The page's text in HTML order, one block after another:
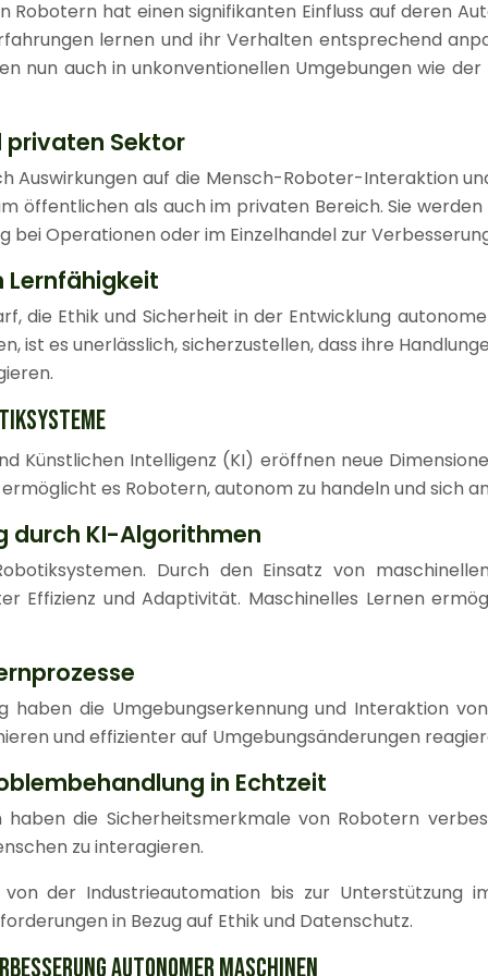
Robotern hat einen signifikanten Einfluss auf deren
lernen und ihr Verhalten entsprechend
nun auch in unkonventionellen Umgebungen wie
Sektor
Auswirkungen auf die Mensch-Roboter-Interaktion
öffentlichen als auch im privaten Bereich. Sie
bei Operationen oder im Einzelhandel zur
Lernfähigkeit
die Ethik und Sicherheit in der Entwicklung
ist es unerlässlich, sicherzustellen, dass ihre
Künstlichen Intelligenz (KI) eröffnen neue
es Robotern, autonom zu handeln und sich
durch KI-Algorithmen
Durch den Einsatz von
Effizienz und Adaptivität. Maschinelles Lernen
haben die Umgebungserkennung und Interaktion
und effizienter auf Umgebungsänderungen
in Echtzeit
die Sicherheitsmerkmale von Robotern
zu interagieren.
der Industrieautomation bis zur
in Bezug auf Ethik und Datenschutz.
AUTONOMER MASCHINEN